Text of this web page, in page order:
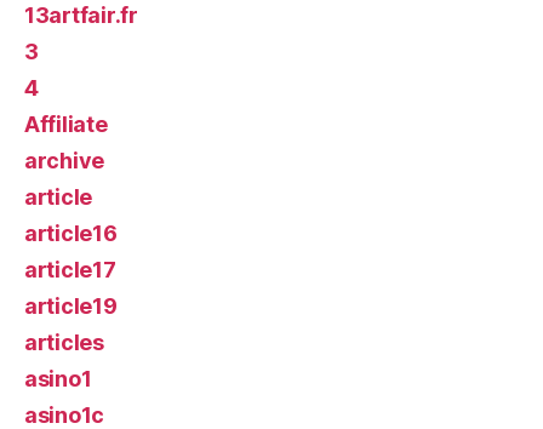
13artfair.fr
3
4
Affiliate
archive
article
article16
article17
article19
articles
asino1
asino1c